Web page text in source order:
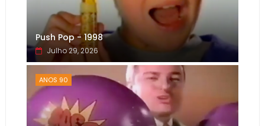
Push Pop - 1998
Julho 29, 2026
ANOS 90